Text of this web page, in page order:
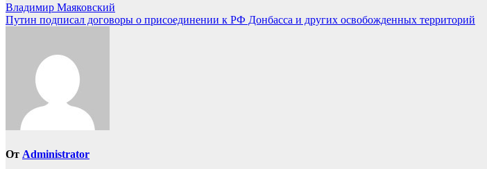
Навигация
по
Владимир Маяковский
Путин подписал договоры о присоединении к РФ Донбасса и других освобожденных территорий
От Administrator